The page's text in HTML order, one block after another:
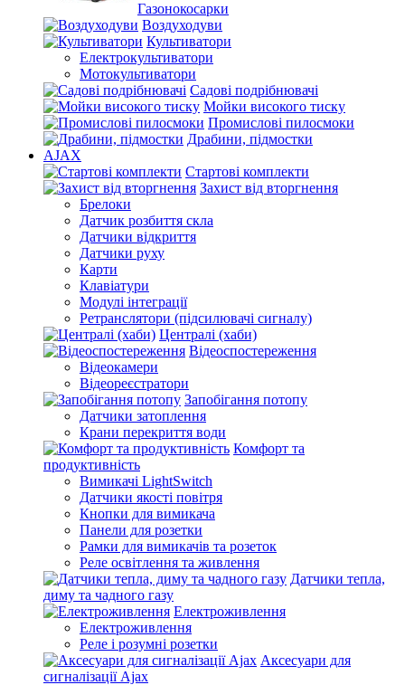
Газонокосарки
Воздуходуви
Культиватори
Електрокультиватори
Мотокультиватори
Садові подрібнювачі
Мойки високого тиску
Промислові пилосмоки
Драбини, підмостки
AJAX
Стартові комплекти
Захист від вторгнення
Брелоки
Датчик розбиття скла
Датчики відкриття
Датчики руху
Карти
Клавіатури
Модулі інтеграції
Ретранслятори (підсилювачі сигналу)
Централі (хаби)
Відеоспостереження
Відеокамери
Відеореєстратори
Запобігання потопу
Датчики затоплення
Крани перекриття води
Комфорт та
продуктивність
Вимикачі LightSwitch
Датчики якості повітря
Кнопки для вимикача
Панели для розетки
Рамки для вимикачів та розеток
Реле освітлення та живлення
Датчики тепла,
диму та чадного газу
Електроживлення
Електроживлення
Реле і розумні розетки
Аксесуари для
сигналізації Ajax